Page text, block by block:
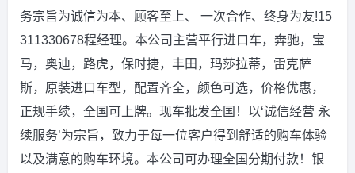
务宗旨为诚信为本、顾客至上、 一次合作、终身为友!15
311330678程经理。本公司主营平行进口车，奔驰，宝
马，奥迪，路虎，保时捷，丰田，玛莎拉蒂，雷克萨
斯，原装进口车型，配置齐全，颜色可选，价格优惠，
正规手续，全国可上牌。现车批发全国！以‘诚信经营 永
续服务’为宗旨，致力于每一位客户得到舒适的购车体验
以及满意的购车环境。本公司可办理全国分期付款！银